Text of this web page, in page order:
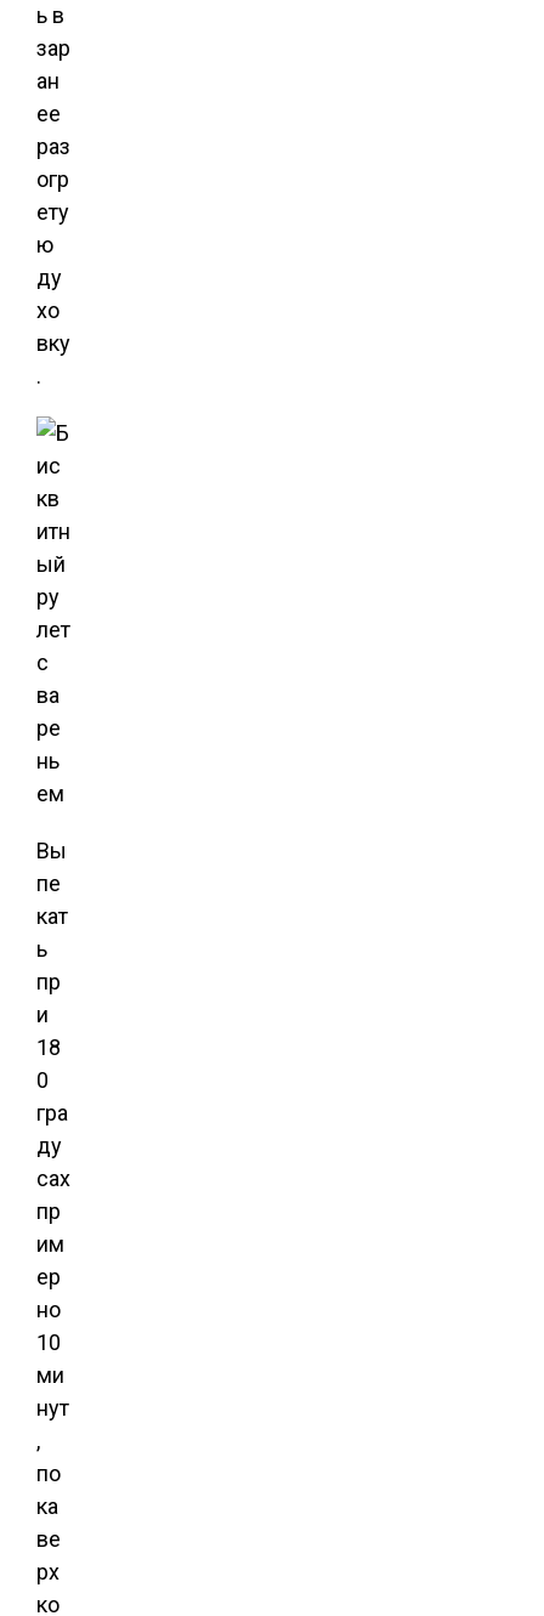
ь в
зар
ан
ее
раз
огр
ету
ю
ду
хо
вку
.
Вы
пе
кат
ь
пр
и
18
0
гра
ду
сах
пр
им
ер
но
10
ми
нут
,
по
ка
ве
рх
ко